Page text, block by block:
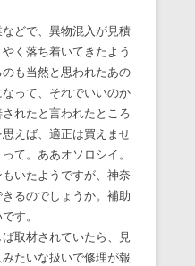
どで、異物混入が見積
く落ち着いてきたよう
も当然と思われたあの
って、それでいいのか
れたと言われたところ
えば、適正は買えませ
て。ああオソロシイ。
いたようですが、神奈
るのでしょうか。補助
す。
取材されていたら、見
たいな扱いで修理が報